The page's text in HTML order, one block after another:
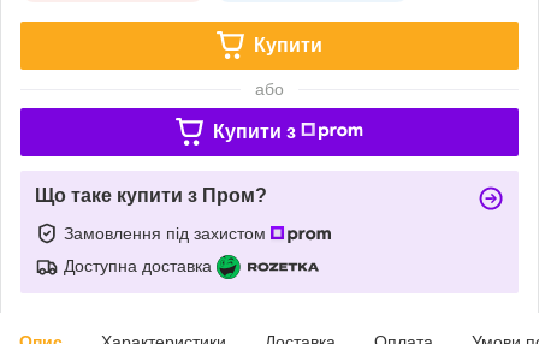
Купити
або
Купити з
Що таке купити з Пром?
Замовлення під захистом
Доступна доставка